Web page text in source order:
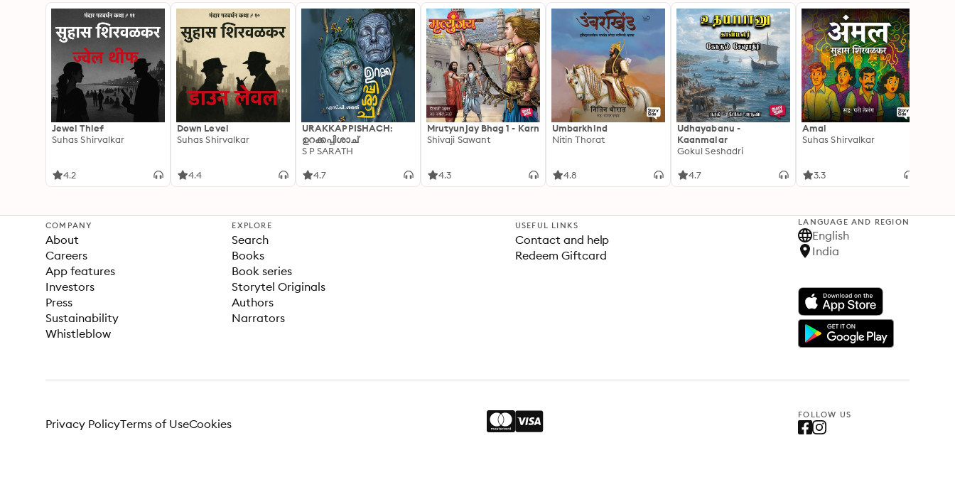
Jewel Thief
Suhas Shirvalkar
4.2
Down Level
Suhas Shirvalkar
4.4
URAKKAPPISHACH:
ഉറക്കപ്പിശാച്
S P SARATH
4.7
Mrutyunjay Bhag 1 - Karn
Shivaji Sawant
4.3
Umbarkhind
Nitin Thorat
4.8
Udhayabanu -
Kaanmalar
Gokul Seshadri
4.7
Amal
Suhas Shirvalkar
3.3
COMPANY
About
Careers
App features
Investors
Press
Sustainability
Whistleblow
EXPLORE
Search
Books
Book series
Storytel Originals
Authors
Narrators
USEFUL LINKS
Contact and help
Redeem Giftcard
LANGUAGE AND REGION
English
India
FOLLOW US
Privacy PolicyTerms of UseCookies